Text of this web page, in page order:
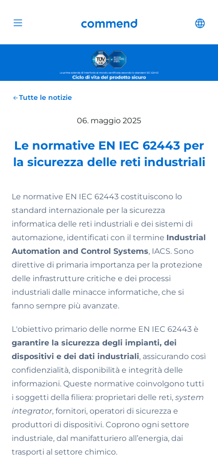
Open menu Commend
Tutte le notizie
06. maggio 2025
Le normative EN IEC 62443 per
la sicurezza delle reti industriali
Le normative EN IEC 62443 costituiscono lo
standard internazionale per la sicurezza
informatica delle reti industriali e dei sistemi di
automazione, identificati con il termine Industrial
Automation and Control Systems, IACS. Sono
direttive di primaria importanza per la protezione
delle infrastrutture critiche e dei processi
industriali dalle minacce informatiche, che si
fanno sempre più avanzate.
L'obiettivo primario delle norme EN IEC 62443 è
garantire la sicurezza degli impianti, dei
dispositivi e dei dati industriali, assicurando così
confidenzialità, disponibilità e integrità delle
informazioni. Queste normative coinvolgono tutti
i soggetti della filiera: proprietari delle reti, system
integrator, fornitori, operatori di sicurezza e
produttori di dispositivi. Coprono ogni settore
industriale, dal manifatturiero all’energia, dai
trasporti al settore chimico.